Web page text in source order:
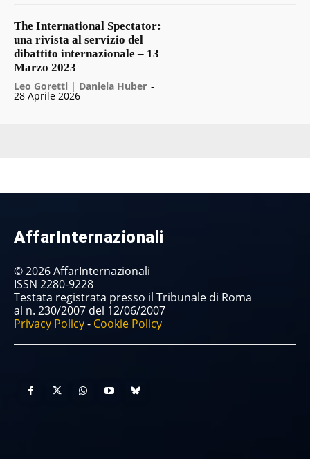
The International Spectator:
una rivista al servizio del
dibattito internazionale – 13
Marzo 2023
Leo Goretti | Daniela Huber -
28 Aprile 2026
AffarInternazionali
© 2026 AffarInternazionali
ISSN 2280-9228
Testata registrata presso il Tribunale di Roma
al n. 230/2007 del 12/06/2007
Privacy Policy- Cookie Policy